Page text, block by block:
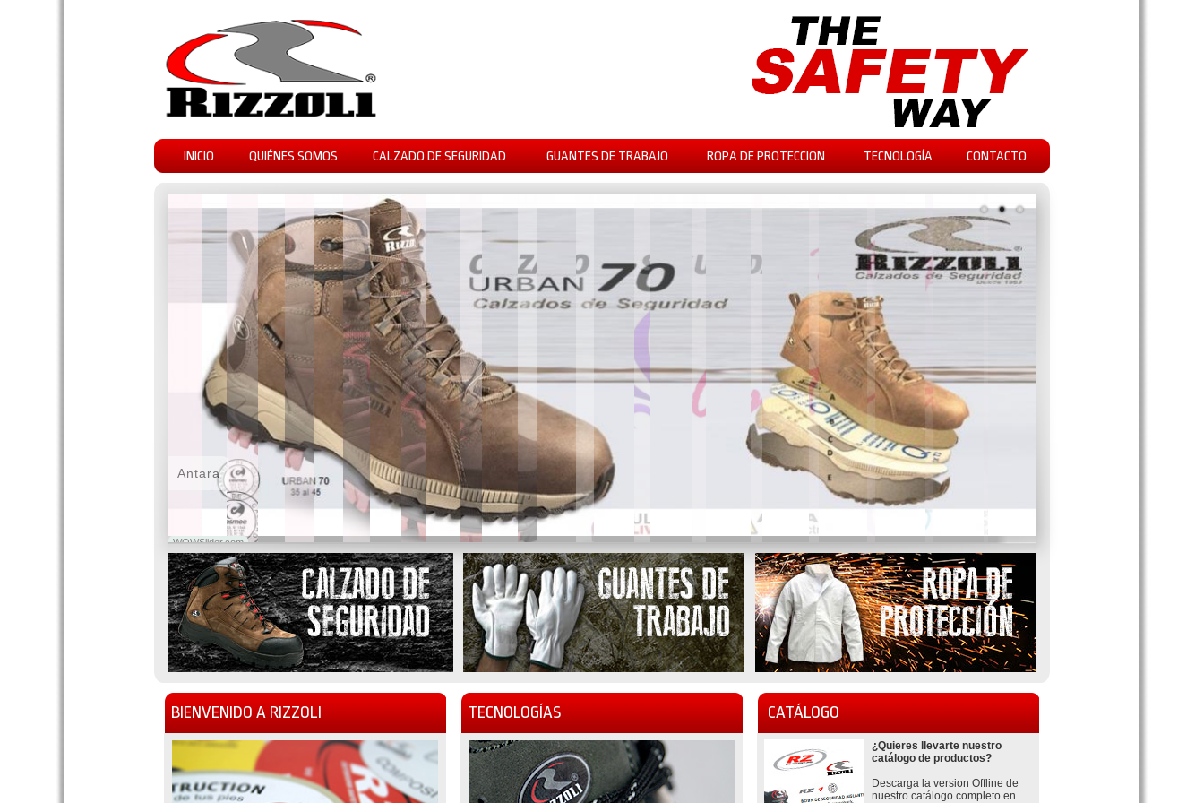
INICIO QUIÉNES SOMOS CALZADO DE SEGURIDAD GUANTES DE TRABAJO ROPA DE PROTECCION TECNOLOGÍA CONTACTO
WOWSlider.com
Antara
BIENVENIDO A RIZZOLI TECNOLOGÍAS CATÁLOGO
¿Quieres llevarte nuestro
catálogo de productos?
Descarga la version Offline de
nuestro catálogo completo en